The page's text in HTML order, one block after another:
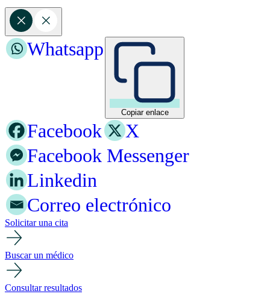
Copiar enlace
Whatsapp
Facebook
X
Facebook Messenger
Linkedin
Correo electrónico
Solicitar una cita
Buscar un médico
Consultar resultados